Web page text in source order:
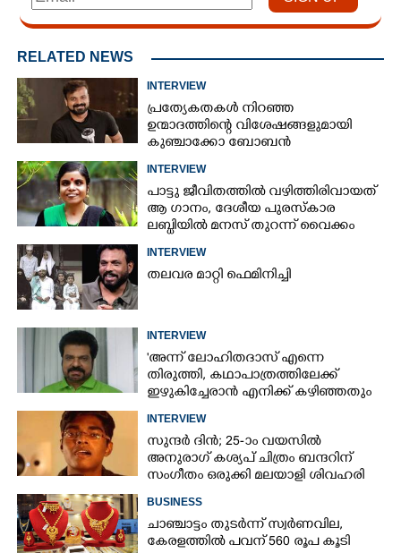
RELATED NEWS
INTERVIEW
പ്രത്യേകതകൾ നിറഞ്ഞ
ഉന്മാദത്തിന്റെ വിശേഷങ്ങളുമായി
കുഞ്ചാക്കോ ബോബൻ
INTERVIEW
പാട്ടു ജീവിതത്തിൽ വഴിത്തിരിവായത്
ആ ഗാനം, ദേശീയ പുരസ്കാര
ലബ്ധിയിൽ മനസ് തുറന്ന് വൈക്കം
വിജയലക്ഷ്മി
INTERVIEW
തലവര മാറ്റി ഫെമിനിച്ചി
INTERVIEW
'അന്ന് ലോഹിതദാസ് എന്നെ
തിരുത്തി,​ കഥാപാത്രത്തിലേക്ക്
ഇഴുകിച്ചേരാൻ എനിക്ക് കഴിഞ്ഞതും
അങ്ങനെയാണ്'
INTERVIEW
സുന്ദർ ദിൻ; 25-ാം വയസിൽ
അനുരാഗ് കശ്യപ് ചിത്രം ബന്ദറിന്
സംഗീതം ഒരുക്കി മലയാളി ശിവഹരി
വർമ
BUSINESS
ചാഞ്ചാട്ടം തുടർന്ന് സ്വർണവില,
കേരളത്തിൽ പവന് 560 രൂപ കൂടി